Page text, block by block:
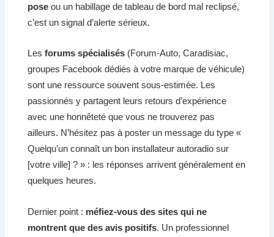
pose ou un habillage de tableau de bord mal reclipsé,
c’est un signal d’alerte sérieux.
Lesforums spécialisés (Forum-Auto, Caradisiac,
groupes Facebook dédiés à votre marque de véhicule)
sont une ressource souvent sous-estimée. Les
passionnés y partagent leurs retours d’expérience
avec une honnêteté que vous ne trouverez pas
ailleurs. N’hésitez pas à poster un message du type «
Quelqu’un connaît un bon installateur autoradio sur
[votre ville] ? » : les réponses arrivent généralement en
quelques heures.
Dernier point : méfiez-vous des sites qui ne
montrent que des avis positifs. Un professionnel